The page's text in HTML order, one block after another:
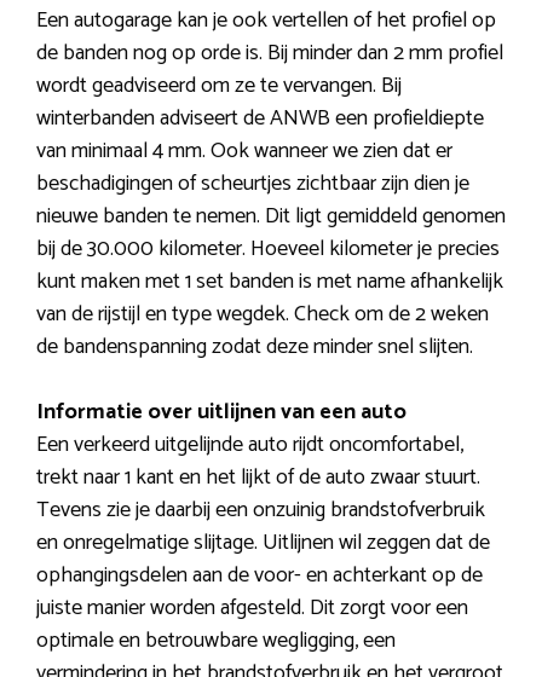
Een autogarage kan je ook vertellen of het profiel op
de banden nog op orde is. Bij minder dan 2 mm profiel
wordt geadviseerd om ze te vervangen. Bij
winterbanden adviseert de ANWB een profieldiepte
van minimaal 4 mm. Ook wanneer we zien dat er
beschadigingen of scheurtjes zichtbaar zijn dien je
nieuwe banden te nemen. Dit ligt gemiddeld genomen
bij de 30.000 kilometer. Hoeveel kilometer je precies
kunt maken met 1 set banden is met name afhankelijk
van de rijstijl en type wegdek. Check om de 2 weken
de bandenspanning zodat deze minder snel slijten.
Informatie over uitlijnen van een auto
Een verkeerd uitgelijnde auto rijdt oncomfortabel,
trekt naar 1 kant en het lijkt of de auto zwaar stuurt.
Tevens zie je daarbij een onzuinig brandstofverbruik
en onregelmatige slijtage. Uitlijnen wil zeggen dat de
ophangingsdelen aan de voor- en achterkant op de
juiste manier worden afgesteld. Dit zorgt voor een
optimale en betrouwbare wegligging, een